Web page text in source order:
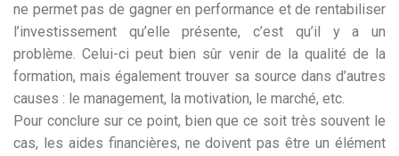
ne permet pas de gagner en performance et de rentabiliser
l’investissement qu’elle présente, c’est qu’il y a un
problème. Celui-ci peut bien sûr venir de la qualité de la
formation, mais également trouver sa source dans d’autres
causes : le management, la motivation, le marché, etc.
Pour conclure sur ce point, bien que ce soit très souvent le
cas, les aides financières, ne doivent pas être un élément